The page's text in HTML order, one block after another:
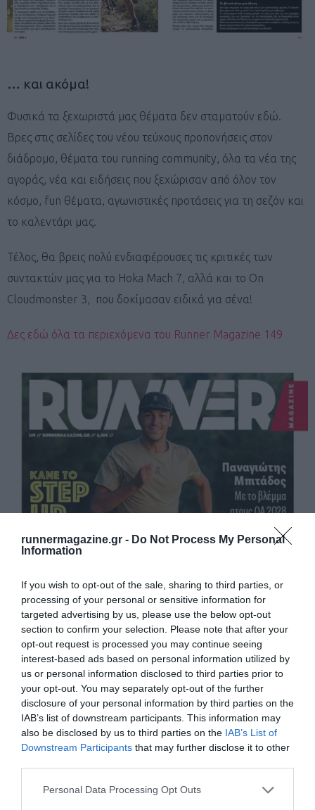
runnermagazine.gr - Do Not Process My Personal
Information
If you wish to opt-out of the sale, sharing to third parties, or
processing of your personal or sensitive information for
targeted advertising by us, please use the below opt-out
section to confirm your selection. Please note that after your
opt-out request is processed you may continue seeing
interest-based ads based on personal information utilized by
us or personal information disclosed to third parties prior to
your opt-out. You may separately opt-out of the further
disclosure of your personal information by third parties on the
IAB’s list of downstream participants. This information may
also be disclosed by us to third parties on the IAB’s List of
Downstream Participants that may further disclose it to other
Personal Data Processing Opt Outs
… και ακόμα!
Φυσικά τα ξεχωριστά μας θέματα δεν σταματούν εδώ.
Βρες στις σελίδες του νέου τεύχους προπονήσεις στον
διάδρομο, θέματα του running community, όλα τα νέα της
αγοράς, νέα και ειδήσεις που ξεχώρισαν από όλον τον
κόσμο, fun θέματα, αγωνιστικές προτάσεις για τη σεζόν και
το καλεντάρι μας.
Τέλος, θα βρεις πολύ ενδιαφέρουσες τις κριτικές των
συντακτών μας για το Hoka Mach 7, αλλά και το On
Cloudmonster 3, που δοκίμασαν ειδικά για σένα!
Δες εδώ όλα τα περιεχόμενα του Runner Magazine 149
Μάθετε πρώτοι όλα τα νέα για το τρέξιμο στην Ελλάδα